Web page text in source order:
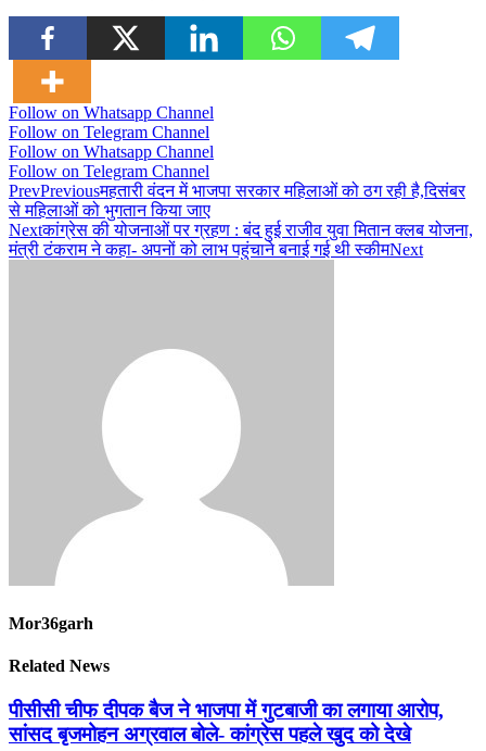
Follow on Whatsapp Channel
Follow on Telegram Channel
Follow on Whatsapp Channel
Follow on Telegram Channel
PrevPreviousमहतारी वंदन में भाजपा सरकार महिलाओं को ठग रही है,दिसंबर
से महिलाओं को भुगतान किया जाए
Nextकांग्रेस की योजनाओं पर ग्रहण : बंद हुई राजीव युवा मितान क्लब योजना,
मंत्री टंकराम ने कहा- अपनों को लाभ पहुंचाने बनाई गई थी स्कीमNext
Mor36garh
Related News
पीसीसी चीफ दीपक बैज ने भाजपा में गुटबाजी का लगाया आरोप,
सांसद बृजमोहन अग्रवाल बोले- कांग्रेस पहले खुद को देखे